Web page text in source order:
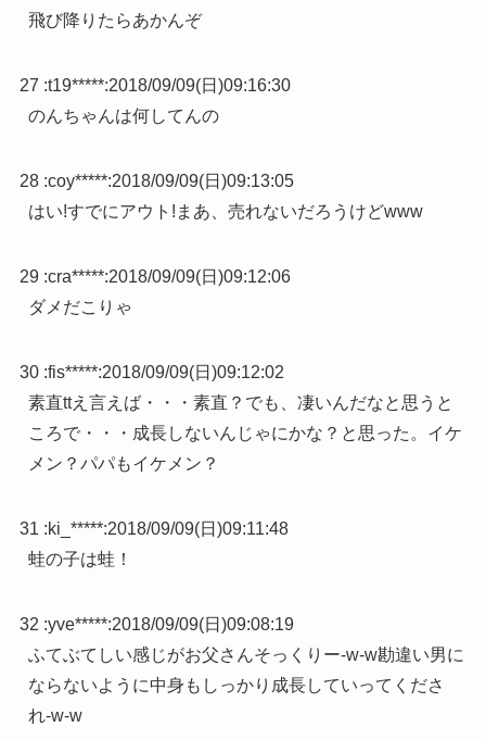
飛び降りたらあかんぞ
27 :t19*****:2018/09/09(日)09:16:30
のんちゃんは何してんの
28 :coy*****:2018/09/09(日)09:13:05
はい!すでにアウト!まあ、売れないだろうけどwww
29 :cra*****:2018/09/09(日)09:12:06
ダメだこりゃ
30 :fis*****:2018/09/09(日)09:12:02
素直ttえ言えば・・・素直？でも、凄いんだなと思うと
ころで・・・成長しないんじゃにかな？と思った。イケ
メン？パパもイケメン？
31 :ki_*****:2018/09/09(日)09:11:48
蛙の子は蛙！
32 :yve*****:2018/09/09(日)09:08:19
ふてぶてしい感じがお父さんそっくりー-w-w勘違い男に
ならないように中身もしっかり成長していってくださ
れ-w-w